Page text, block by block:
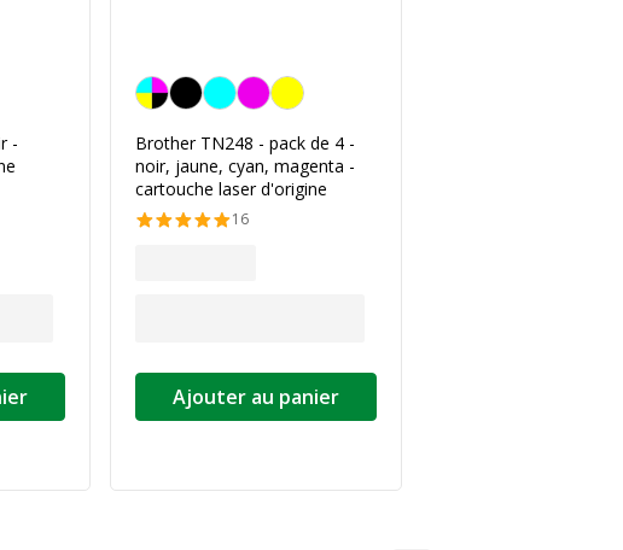
-
Noir/cyan/magenta/jaune
Brother TN248 - pack de 4 -
noir, jaune, cyan, magenta -
cartouche laser d'origine
16
Ajouter au panier